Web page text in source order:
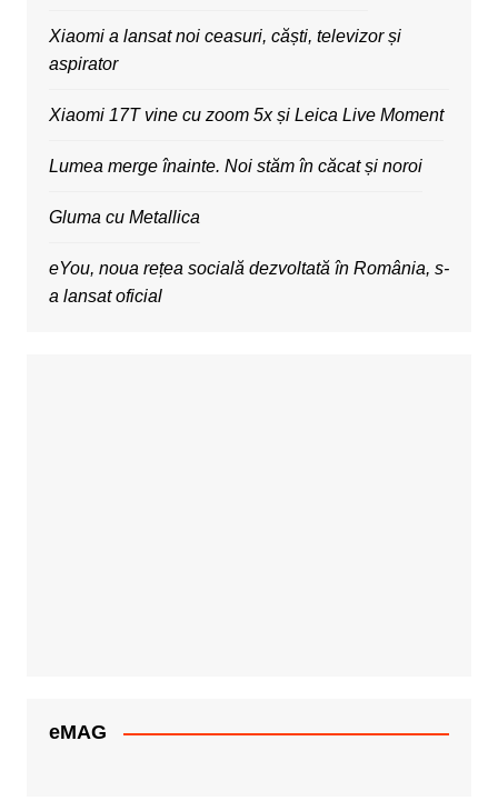
Xiaomi a lansat noi ceasuri, căști, televizor și
aspirator
Xiaomi 17T vine cu zoom 5x și Leica Live Moment
Lumea merge înainte. Noi stăm în căcat și noroi
Gluma cu Metallica
eYou, noua rețea socială dezvoltată în România, s-
a lansat oficial
eMAG